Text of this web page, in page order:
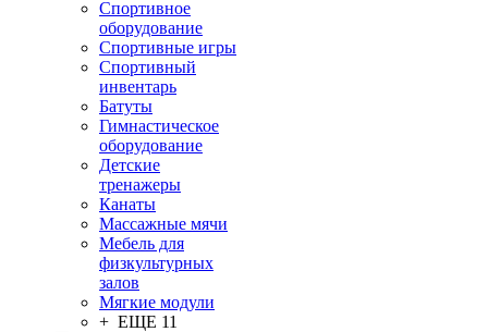
Спортивное
оборудование
Спортивные игры
Спортивный
инвентарь
Батуты
Гимнастическое
оборудование
Детские
тренажеры
Канаты
Массажные мячи
Мебель для
физкультурных
залов
Мягкие модули
+ ЕЩЕ 11